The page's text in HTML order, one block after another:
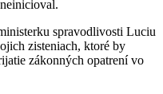
spravodlivosti Luciu
zisteniach, ktoré by
zákonných opatrení vo